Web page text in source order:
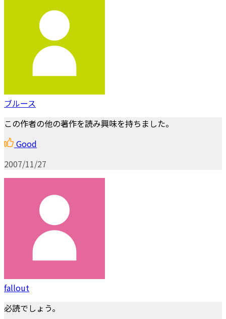
ブルース
この作者の他の著作を読み興味を持ちました。
Good
2007/11/27
fallout
必読でしょう。